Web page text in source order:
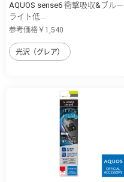
AQUOS sense6 衝撃吸収&ブルー
ライト低...
参考価格￥1,540
光沢（グレア）